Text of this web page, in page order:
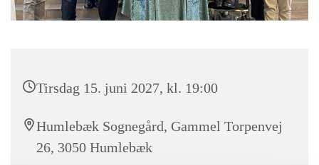
Tirsdag 15. juni 2027, kl. 19:00
Humlebæk Sognegård, Gammel Torpenvej
26, 3050 Humlebæk